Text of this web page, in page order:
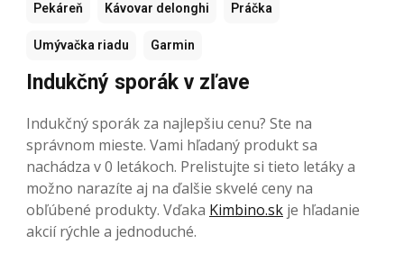
Pekáreň Kávovar delonghi Práčka
Umývačka riadu Garmin
Indukčný sporák v zľave
Indukčný sporák za najlepšiu cenu? Ste na
správnom mieste. Vami hľadaný produkt sa
nachádza v 0 letákoch. Prelistujte si tieto letáky a
možno narazíte aj na ďalšie skvelé ceny na
obľúbené produkty. Vďaka Kimbino.sk je hľadanie
akcií rýchle a jednoduché.